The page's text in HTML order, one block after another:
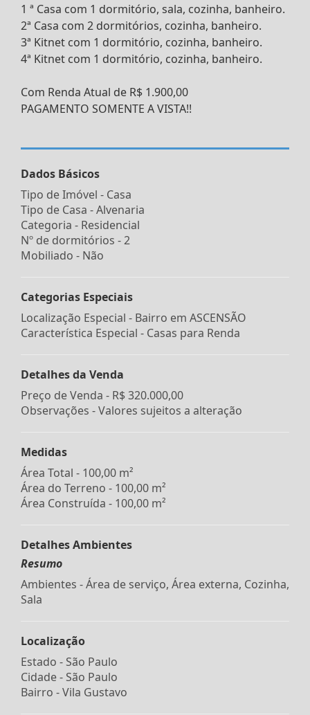
1 ª Casa com 1 dormitório, sala, cozinha, banheiro.
2ª Casa com 2 dormitórios, cozinha, banheiro.
3ª Kitnet com 1 dormitório, cozinha, banheiro.
4ª Kitnet com 1 dormitório, cozinha, banheiro.
Com Renda Atual de R$ 1.900,00
PAGAMENTO SOMENTE A VISTA!!
Dados Básicos
Tipo de Imóvel - Casa
Tipo de Casa - Alvenaria
Categoria - Residencial
Nº de dormitórios - 2
Mobiliado - Não
Categorias Especiais
Localização Especial - Bairro em ASCENSÃO
Característica Especial - Casas para Renda
Detalhes da Venda
Preço de Venda - R$ 320.000,00
Observações - Valores sujeitos a alteração
Medidas
Área Total - 100,00 m²
Área do Terreno - 100,00 m²
Área Construída - 100,00 m²
Detalhes Ambientes
Resumo
Ambientes - Área de serviço, Área externa, Cozinha,
Sala
Localização
Estado - São Paulo
Cidade - São Paulo
Bairro -Vila Gustavo